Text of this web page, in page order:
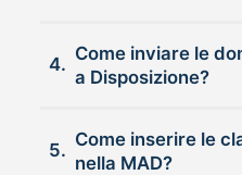
4.
Come inviare le
a Disposizione?
5.
Come inserire le classi di
nella MAD?